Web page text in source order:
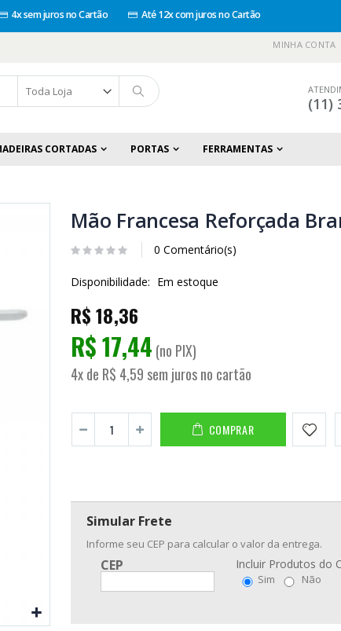
4x sem juros no Cartão Até 12x com juros no Cartão
MINHA CONTA
(11)
CORTADAS PORTAS FERRAMENTAS
Mão Francesa Reforçada
0 Comentário(s)
Disponibilidade: Em estoque
R$ 18,36
R$ 17,44 (no PIX)
4x de R$ 4,59 sem juros no cartão
COMPRAR
Simular Frete
Informe seu CEP para calcular o valor da entrega.
CEP Incluir Produtos do
Sim Não